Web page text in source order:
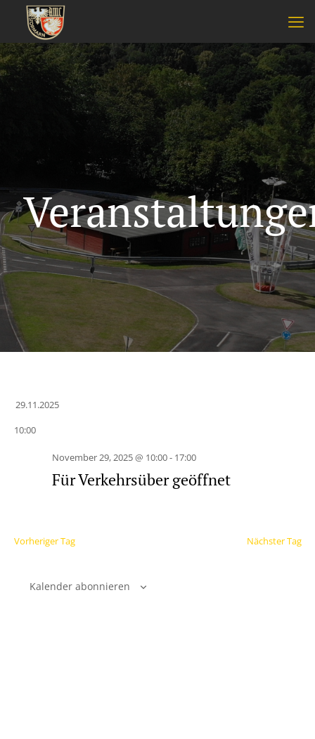
29.11.2025
wählen.
10:00
November 29, 2025 @ 10:00- 17:00
Für Verkehrsüber geöffnet
Vorheriger Tag Nächster Tag
Kalender abonnieren